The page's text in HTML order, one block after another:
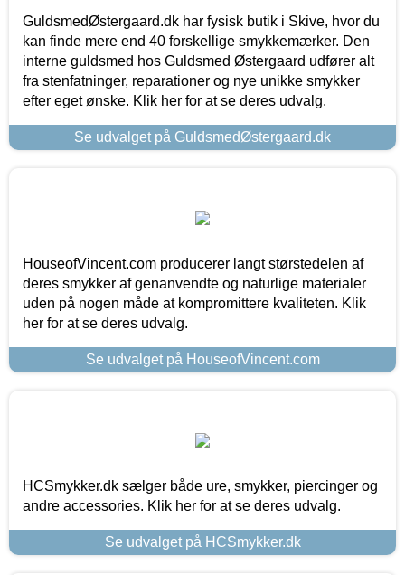
GuldsmedØstergaard.dk har fysisk butik i Skive, hvor du
kan finde mere end 40 forskellige smykkemærker. Den
interne guldsmed hos Guldsmed Østergaard udfører alt
fra stenfatninger, reparationer og nye unikke smykker
efter eget ønske. Klik her for at se deres udvalg.
Se udvalget på GuldsmedØstergaard.dk
HouseofVincent.com producerer langt størstedelen af
deres smykker af genanvendte og naturlige materialer
uden på nogen måde at kompromittere kvaliteten. Klik
her for at se deres udvalg.
Se udvalget på HouseofVincent.com
HCSmykker.dk sælger både ure, smykker, piercinger og
andre accessories. Klik her for at se deres udvalg.
Se udvalget på HCSmykker.dk